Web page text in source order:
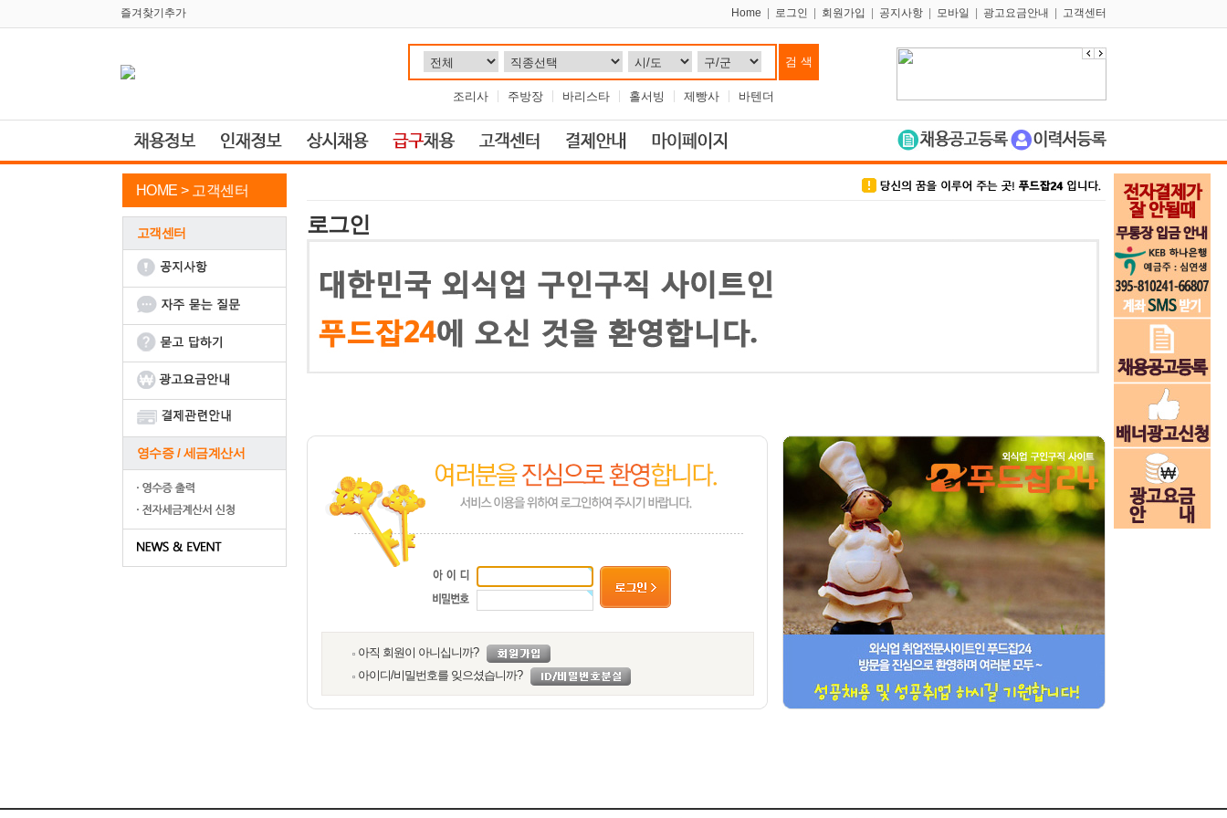
즐겨찾기추가 Home 로그인 회원가입 공지사항 모바일 광고요금안내 고객센터
조리사 주방장 바리스타 홀서빙 제빵사 바텐더
HOME > 고객센터
고객센터
영수증 / 세금계산서
로그인
아직 회원이 아니십니까?
아이디/비밀번호를 잊으셨습니까?